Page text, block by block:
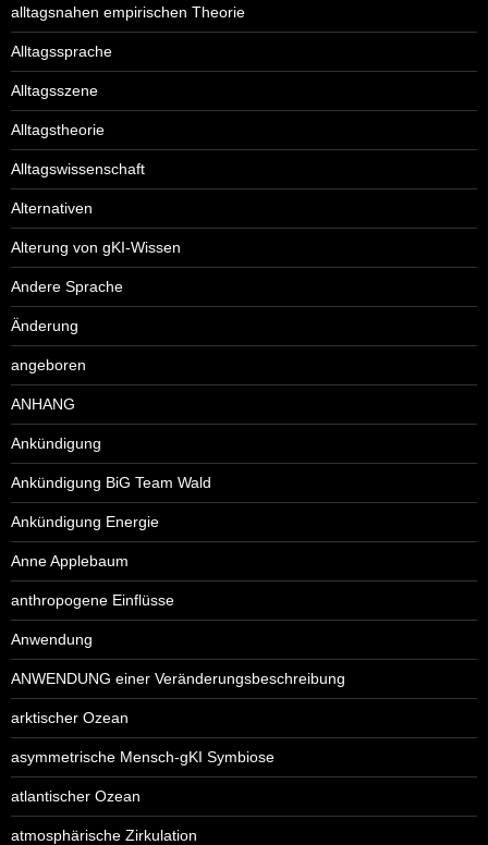
alltagsnahen empirischen Theorie
Alltagssprache
Alltagsszene
Alltagstheorie
Alltagswissenschaft
Alternativen
Alterung von gKI-Wissen
Andere Sprache
Änderung
angeboren
ANHANG
Ankündigung
Ankündigung BiG Team Wald
Ankündigung Energie
Anne Applebaum
anthropogene Einflüsse
Anwendung
ANWENDUNG einer Veränderungsbeschreibung
arktischer Ozean
asymmetrische Mensch-gKI Symbiose
atlantischer Ozean
atmosphärische Zirkulation